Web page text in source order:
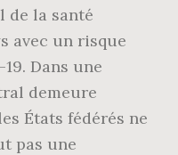
de la santé
avec un risque
Dans une
demeure
États fédérés ne
pas une